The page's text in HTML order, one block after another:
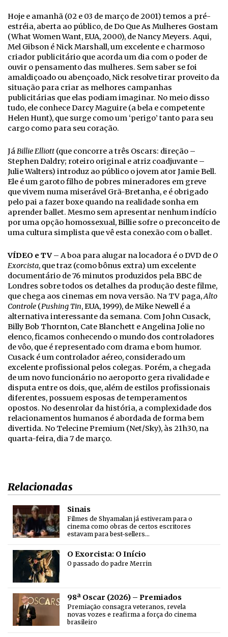
Hoje e amanhã (02 e 03 de março de 2001) temos a pré-
estréia, aberta ao público, de Do Que As Mulheres Gostam
(What Women Want, EUA, 2000), de Nancy Meyers. Aqui,
Mel Gibson é Nick Marshall, um excelente e charmoso
criador publicitário que acorda um dia com o poder de
ouvir o pensamento das mulheres. Sem saber se foi
amaldiçoado ou abençoado, Nick resolve tirar proveito da
situação para criar as melhores campanhas
publicitárias que elas podiam imaginar. No meio disso
tudo, ele conhece Darcy Maguire (a bela e competente
Helen Hunt), que surge como um ‘perigo’ tanto para seu
cargo como para seu coração.
JáBillie Elliott (que concorre a três Oscars: direção –
Stephen Daldry; roteiro original e atriz coadjuvante –
Julie Walters) introduz ao público o jovem ator Jamie Bell.
Ele é um garoto filho de pobres mineradores em greve
que vivem numa miserável Grã-Bretanha, e é obrigado
pelo pai a fazer boxe quando na realidade sonha em
aprender ballet. Mesmo sem apresentar nenhum indício
por uma opção homossexual, Billie sofre o preconceito de
uma cultura simplista que vê esta conexão com o ballet.
VÍDEO e TV– A boa para alugar na locadora é o DVD deO
Exorcista, que traz (como bônus extra) um excelente
documentário de 76 minutos produzidos pela BBC de
Londres sobre todos os detalhes da produção deste filme,
que chega aos cinemas em nova versão. Na TV paga,Alto
Controle (Pushing Tin, EUA, 1999), de Mike Newell é a
alternativa interessante da semana. Com John Cusack,
Billy Bob Thornton, Cate Blanchett e Angelina Jolie no
elenco, ficamos conhecendo o mundo dos controladores
de vôo, que é representado com drama e bom humor.
Cusack é um controlador aéreo, considerado um
excelente profissional pelos colegas. Porém, a chegada
de um novo funcionário no aeroporto gera rivalidade e
disputa entre os dois, que, além de estilos profissionais
diferentes, possuem esposas de temperamentos
opostos. No desenrolar da história, a complexidade dos
relacionamentos humanos é abordada de forma bem
divertida. No Telecine Premium (Net/Sky), às 21h30, na
quarta-feira, dia 7 de março.
Relacionadas
Sinais
Filmes de Shyamalan já estiveram para o
cinema como obras de certos escritores
estavam para best-sellers…
O Exorcista: O Início
O passado do padre Merrin
98ª Oscar (2026) – Premiados
Premiação consagra veteranos, revela
novas vozes e reafirma a força do cinema
brasileiro